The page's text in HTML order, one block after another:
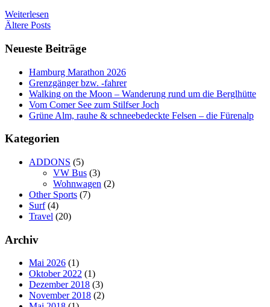
Weiterlesen
Beitrags-
Ältere Posts
Neueste Beiträge
Hamburg Marathon 2026
Grenzgänger bzw. -fahrer
Walking on the Moon – Wanderung rund um die Berglhütte
Vom Comer See zum Stilfser Joch
Grüne Alm, rauhe & schneebedeckte Felsen – die Fürenalp
Kategorien
ADDONS (5)
VW Bus (3)
Wohnwagen (2)
Other Sports (7)
Surf(4)
Travel (20)
Archiv
Mai 2026 (1)
Oktober 2022 (1)
Dezember 2018 (3)
November 2018 (2)